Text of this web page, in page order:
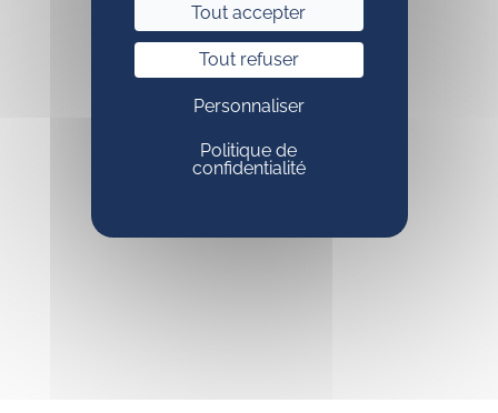
Tout accepter
Tout refuser
Personnaliser
Politique de
confidentialité